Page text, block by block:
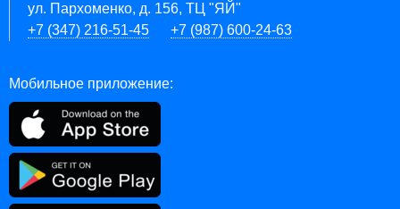
ул. Пархоменко, д. 156, ТЦ "ЯЙ"
+7 (347) 216-51-45
+7 (987) 600-24-63
Мобильное приложение: